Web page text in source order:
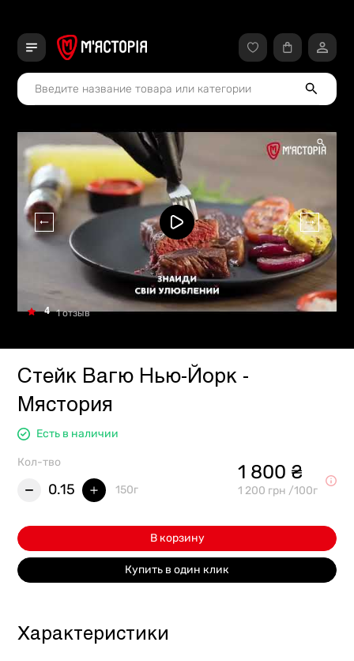
4 1 отзыв
Стейк Вагю Нью-Йорк -
Мястория
Есть в наличии
Кол-тво
0.15 150г
1 800 ₴
1 200 грн /100г
В корзину
Купить в один клик
Характеристики